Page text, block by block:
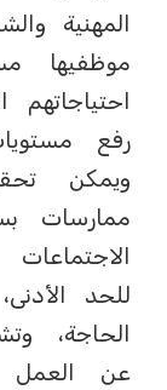
المهنية
موظفيها
رفع
ويمكن
ممارسات
للحد
الحاجة،
عن العمل